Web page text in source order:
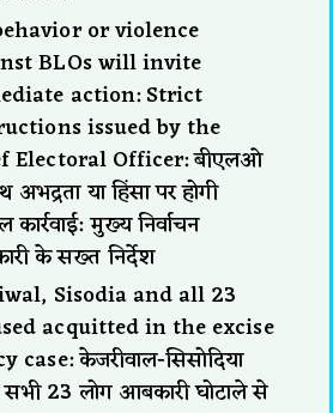
or violence
BLOs will invite
action: Strict
issued by the
Electoral Officer: बीएलओ
अभद्रता या हिंसा पर होगी
कार्रवाई: मुख्य निर्वाचन
के सख्त निर्देश
Sisodia and all 23
acquitted in the excise
case: केजरीवाल-सिसोदिया
23 लोग आबकारी घोटाले से